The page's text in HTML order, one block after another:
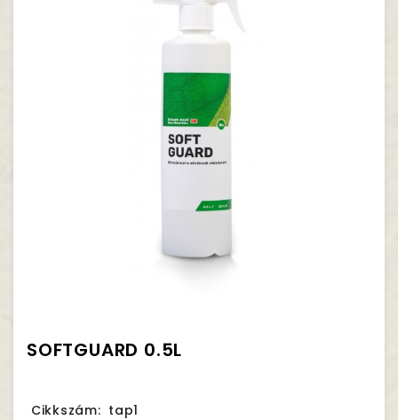
SOFTGUARD 0.5L
Cikkszám: tap1